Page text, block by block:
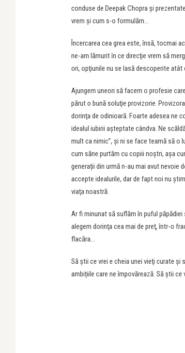
conduse de Deepak Chopra și
vrem și cum s-o formulăm…
Încercarea cea grea este, însă, tocmai
ne-am lămurit în ce direcţie vrem să
ori, opţiunile nu se lasă descoperite atât
Ajungem uneori să facem o profesie
părut o bună soluţie provizorie.
dorinţa de odinioară. Foarte adesea ne
idealul iubirii aşteptate cândva. Ne
mult ca nimic”, şi ni se face teamă să o
cum săne purtăm cu copiii noștri, așa
generații din urmă n-au mai avut nevoie
accepte idealurile, dar de fapt noi nu
viaţa noastră.
Ar fi minunat să suflăm în puful
alegem dorinţa cea mai de preţ, într-o
flacăra…
Să ştii ce vrei e cheia unei vieţi curate
ambițiile care ne împovărează. Să știi